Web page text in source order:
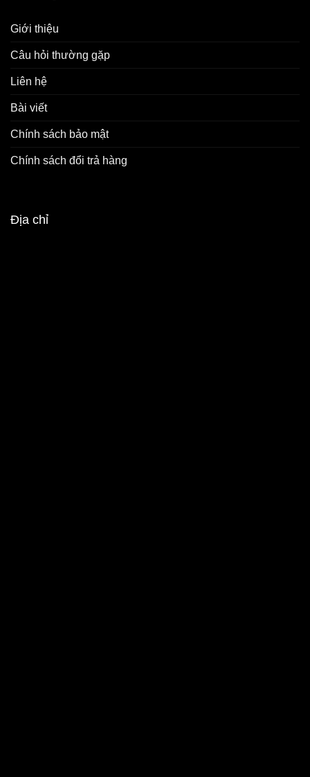
Giới thiệu
Câu hỏi thường gặp
Liên hệ
Bài viết
Chính sách bảo mật
Chính sách đổi trả hàng
Địa chỉ